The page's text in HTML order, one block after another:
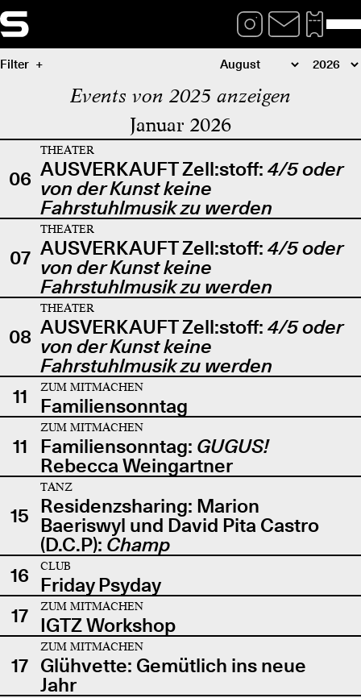
Filter
Events von 2025 anzeigen
Januar 2026
06
THEATER
AUSVERKAUFT Zell:stoff: 4/5 oder
von der Kunst keine
Fahrstuhlmusik zu werden
07
THEATER
AUSVERKAUFT Zell:stoff: 4/5 oder
von der Kunst keine
Fahrstuhlmusik zu werden
08
THEATER
AUSVERKAUFT Zell:stoff: 4/5 oder
von der Kunst keine
Fahrstuhlmusik zu werden
11
ZUM MITMACHEN
Familiensonntag
11
ZUM MITMACHEN
Familiensonntag: GUGUS!
Rebecca Weingartner
15
TANZ
Residenzsharing: Marion
Baeriswyl und David Pita Castro
(D.C.P): Champ
16
CLUB
Friday Psyday
17
ZUM MITMACHEN
IGTZ Workshop
17
ZUM MITMACHEN
Glühvette: Gemütlich ins neue
Jahr